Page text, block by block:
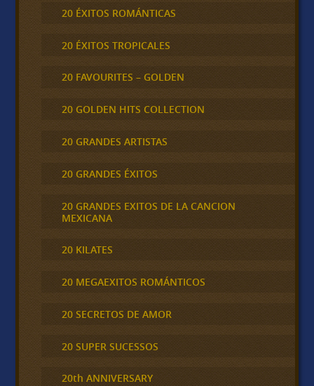
20 ÉXITOS ROMÁNTICAS
20 ÉXITOS TROPICALES
20 FAVOURITES – GOLDEN
20 GOLDEN HITS COLLECTION
20 GRANDES ARTISTAS
20 GRANDES ÉXITOS
20 GRANDES EXITOS DE LA CANCION
MEXICANA
20 KILATES
20 MEGAEXITOS ROMÁNTICOS
20 SECRETOS DE AMOR
20 SUPER SUCESSOS
20th ANNIVERSARY